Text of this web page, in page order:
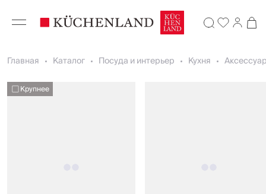
Главная Каталог Посуда и интерьер Кухня
Крупнее